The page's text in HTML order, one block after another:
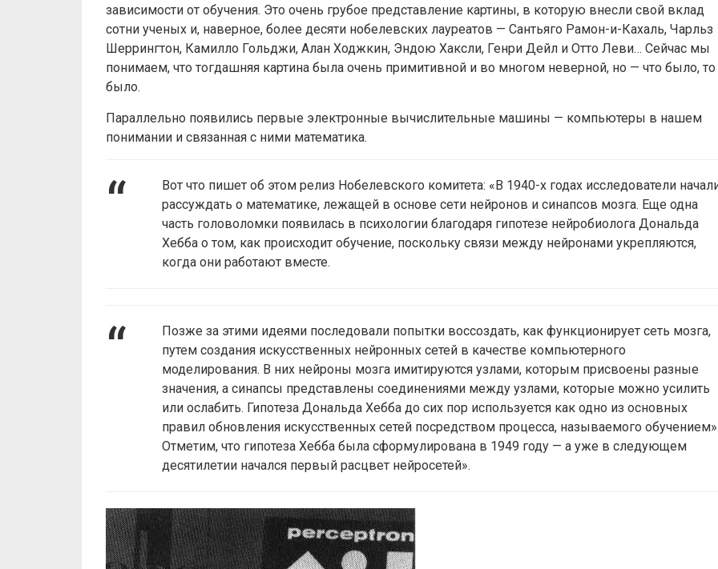
зависимости от обучения. Это очень грубое представление картины, в которую внесли свой вклад
сотни ученых и, наверное, более десяти нобелевских лауреатов — Сантьяго Рамон-и-Кахаль, Чарльз
Шеррингтон, Камилло Гольджи, Алан Ходжкин, Эндою Хаксли, Генри Дейл и Отто Леви… Сейчас мы
понимаем, что тогдашняя картина была очень примитивной и во многом неверной, но — что было, то
было.
Параллельно появились первые электронные вычислительные машины — компьютеры в нашем
понимании и связанная с ними математика.
Вот что пишет об этом релиз Нобелевского комитета: «В 1940-х годах исследователи
рассуждать о математике, лежащей в основе сети нейронов и синапсов мозга. Еще одна
часть головоломки появилась в психологии благодаря гипотезе нейробиолога Дональда
Хебба о том, как происходит обучение, поскольку связи между нейронами укрепляются,
когда они работают вместе.
Позже за этими идеями последовали попытки воссоздать, как функционирует сеть мозга,
путем создания искусственных нейронных сетей в качестве компьютерного
моделирования. В них нейроны мозга имитируются узлами, которым присвоены разные
значения, а синапсы представлены соединениями между узлами, которые можно усилить
или ослабить. Гипотеза Дональда Хебба до сих пор используется как одно из основных
правил обновления искусственных сетей посредством процесса, называемого
Отметим, что гипотеза Хебба была сформулирована в 1949 году — а уже в следующем
десятилетии начался первый расцвет нейросетей».